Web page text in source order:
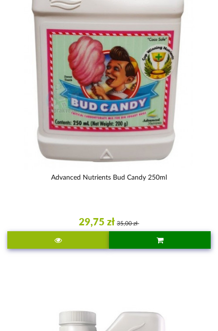
Advanced Nutrients Bud Candy 250ml
29,75 zł 35,00 zł